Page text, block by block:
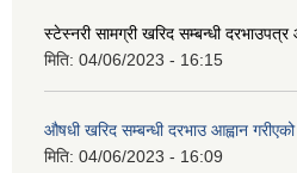
स्टेस्नरी सामग्री खरिद सम्बन्धी दरभाउपत्र
मिति: 04/06/2023 - 16:15
औषधी खरिद सम्बन्धी दरभाउ आह्वान
मिति: 04/06/2023 - 16:09